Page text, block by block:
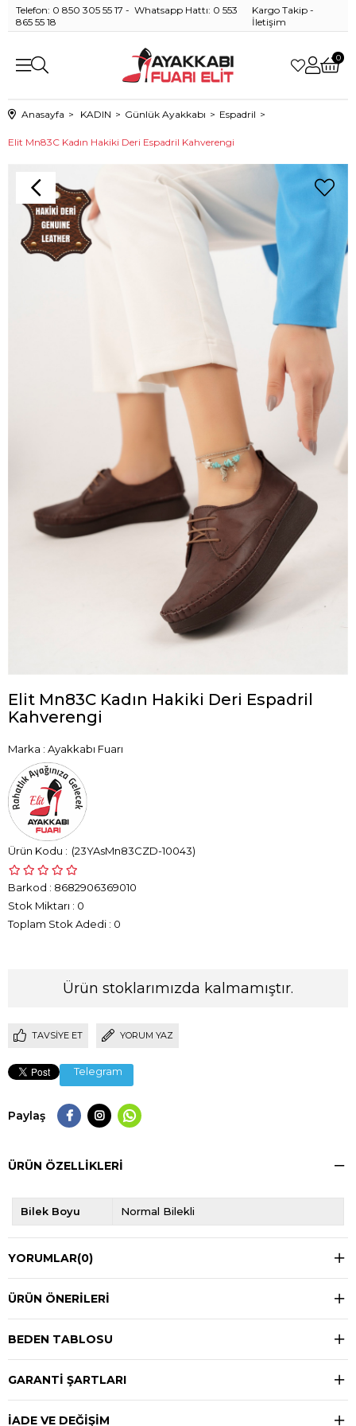
Telefon: 0 850 305 55 17 - Whatsapp Hattı: 0 553
865 55 18
Kargo Takip -
İletişim
0
Anasayfa KADIN Günlük Ayakkabı Espadril
Elit Mn83C Kadın Hakiki Deri Espadril Kahverengi
Elit Mn83C Kadın Hakiki Deri Espadril
Kahverengi
Marka : Ayakkabı Fuarı
(23YAsMn83CZD-10043)
Barkod : 8682906369010
Stok Miktarı : 0
Toplam Stok Adedi : 0
Ürün stoklarımızda kalmamıştır.
TAVSIYE ET YORUM YAZ
Telegram
Paylaş
ÜRÜN ÖZELLIKLERI
Bilek Boyu Normal Bilekli
YORUMLAR(0)
ÜRÜN ÖNERILERI
BEDEN TABLOSU
GARANTİ ŞARTLARI
İADE VE DEĞİŞİM